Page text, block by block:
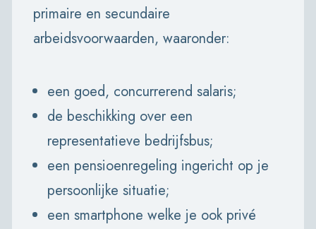
primaire en secundaire
arbeidsvoorwaarden, waaronder:
een goed, concurrerend salaris;
de beschikking over een
representatieve bedrijfsbus;
een pensioenregeling ingericht op je
persoonlijke situatie;
een smartphone welke je ook privé